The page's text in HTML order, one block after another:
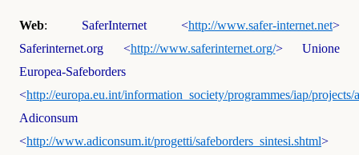
Web: SaferInternet <http://www.safer-internet.net>
Saferinternet.org <http://www.saferinternet.org/> Unione
Europea-Safeborders
<http://europa.eu.int/information_society/programmes/iap/projects/
Adiconsum
<http://www.adiconsum.it/progetti/safeborders_sintesi.shtml>